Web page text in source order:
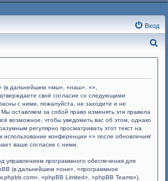
Вход
(в дальнейшем «мы», «наш», «»,
своё согласие со следующими
с ними, пожалуйста, не заходите и не
оставляем за собой право изменять эти правила
возможное, чтобы уведомить вас об этом, однако
регулярно просматривать этот текст на
использование конференции «» после обновления/
ваше согласие с ними.
программного обеспечения для
(в дальнейшем «они», «программное
«phpBB Limited», «phpBB Teams»),